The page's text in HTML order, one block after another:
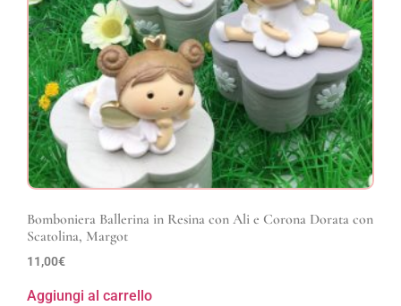
Bomboniera Ballerina in Resina con Ali e Corona Dorata con
Scatolina, Margot
11,00€
Aggiungi al carrello